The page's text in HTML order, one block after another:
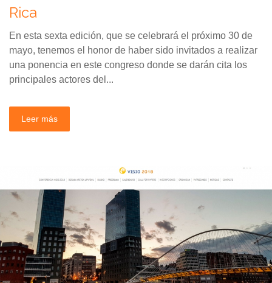
Rica
En esta sexta edición, que se celebrará el próximo 30 de
mayo, tenemos el honor de haber sido invitados a realizar
una ponencia en este congreso donde se darán cita los
principales actores del...
Leer más